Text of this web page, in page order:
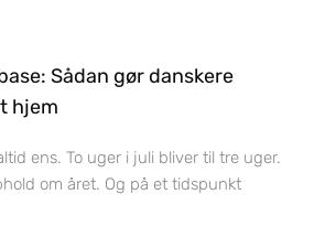
Sådan gør danskere
hjem
ens. To uger i juli bliver til tre uger.
om året. Og på et tidspunkt